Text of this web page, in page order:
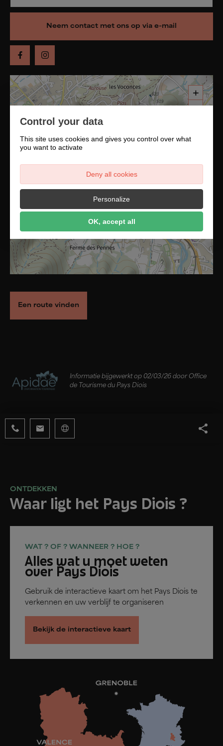
Neem contact met ons op via e-mail
+
−
Een route vinden
Informatie bijgewerkt op 02/03/26 door Office
de Tourisme du Pays Diois
ONTDEKKEN
Waar ligt het Pays Diois ?
WAT ? OF ? WANNEER ? HOE ?
Alles wat u moet weten
over Pays Diois
Gebruik de interactieve kaart om het Pays Diois te
verkennen en uw verblijf te organiseren
Bekijk de interactieve kaart
Control your data
This site uses cookies and gives you control over what
you want to activate
OK, accept all
Deny all cookies
Personalize